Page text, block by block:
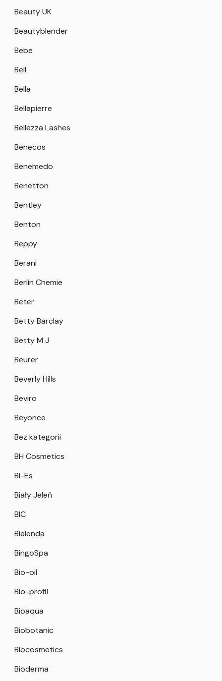
Beauty UK
Beautyblender
Bebe
Bell
Bella
Bellapierre
Bellezza Lashes
Benecos
Benemedo
Benetton
Bentley
Benton
Beppy
Berani
Berlin Chemie
Beter
Betty Barclay
Betty M J
Beurer
Beverly Hills
Beviro
Beyonce
Bez kategorii
BH Cosmetics
Bi-Es
Biały Jeleń
BIC
Bielenda
BingoSpa
Bio-oil
Bio-profil
Bioaqua
Biobotanic
Biocosmetics
Bioderma